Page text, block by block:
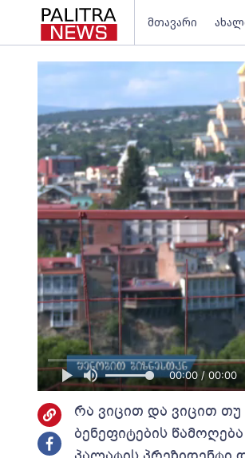
მთავარი
00:00 / 00:00
რა ვიცით და ვიცით
ბენეფიტების